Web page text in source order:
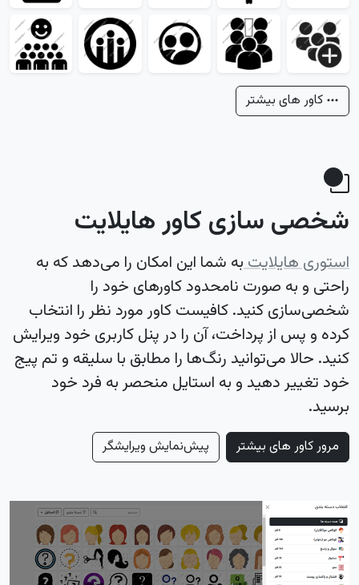
کاور های بیشتر
شخصی سازی کاور هایلایت
استوری هایلایتبه شما این امکان را می‌دهد که به
راحتی و به صورت نامحدود کاورهای خود را
شخصی‌سازی کنید. کافیست کاور مورد نظر را انتخاب
کرده و پس از پرداخت، آن را در پنل کاربری خود ویرایش
کنید. حالا می‌توانید رنگ‌ها را مطابق با سلیقه و تم پیج
خود تغییر دهید و به استایل منحصر به فرد خود
برسید.
مرور کاور های بیشتر پیش‌نمایش ویرایشگر